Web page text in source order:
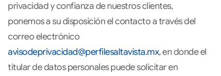
privacidad y confianza de nuestros clientes,
ponemos a su disposición el contacto a través del
correo electrónico
avisodeprivacidad@perfilesaltavista.mx, en donde el
titular de datos personales puede solicitar en